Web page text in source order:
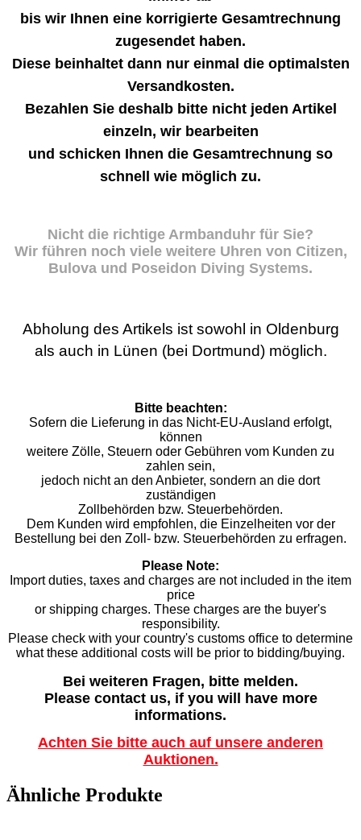
bis wir Ihnen eine korrigierte Gesamtrechnung
zugesendet haben.
Diese beinhaltet dann nur einmal die optimalsten
Versandkosten.
Bezahlen Sie deshalb bitte nicht jeden Artikel
einzeln, wir bearbeiten
und schicken Ihnen die Gesamtrechnung so
schnell wie möglich zu.
Nicht die richtige Armbanduhr für Sie?
Wir führen noch viele weitere Uhren von Citizen,
Bulova und Poseidon Diving Systems.
Abholung des Artikels ist sowohl in Oldenburg
als auch in Lünen (bei Dortmund) möglich.
Bitte beachten:
Sofern die Lieferung in das Nicht-EU-Ausland erfolgt,
können
weitere Zölle, Steuern oder Gebühren vom Kunden zu
zahlen sein,
jedoch nicht an den Anbieter, sondern an die dort
zuständigen
Zollbehörden bzw. Steuerbehörden.
Dem Kunden wird empfohlen, die Einzelheiten vor der
Bestellung bei den Zoll- bzw. Steuerbehörden zu erfragen.
Please Note:
Import duties, taxes and charges are not included in the item
price
or shipping charges. These charges are the buyer's
responsibility.
Please check with your country's customs office to determine
what these additional costs will be prior to bidding/buying.
Bei weiteren Fragen, bitte melden.
Please contact us, if you will have more
informations.
Achten Sie bitte auch auf unsere anderen
Auktionen.
Ähnliche Produkte